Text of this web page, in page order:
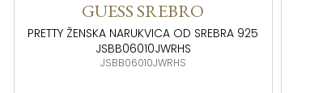
GUESS SREBRO
PRETTY ŽENSKA NARUKVICA OD SREBRA 925
JSBB06010JWRHS
JSBB06010JWRHS